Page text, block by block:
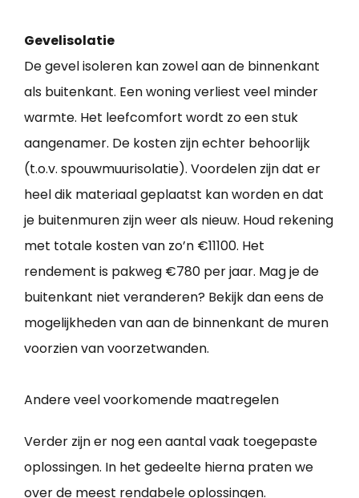
Gevelisolatie
De gevel isoleren kan zowel aan de binnenkant
als buitenkant. Een woning verliest veel minder
warmte. Het leefcomfort wordt zo een stuk
aangenamer. De kosten zijn echter behoorlijk
(t.o.v. spouwmuurisolatie). Voordelen zijn dat er
heel dik materiaal geplaatst kan worden en dat
je buitenmuren zijn weer als nieuw. Houd rekening
met totale kosten van zo’n €11100. Het
rendement is pakweg €780 per jaar. Mag je de
buitenkant niet veranderen? Bekijk dan eens de
mogelijkheden van aan de binnenkant de muren
voorzien van voorzetwanden.
Andere veel voorkomende maatregelen
Verder zijn er nog een aantal vaak toegepaste
oplossingen. In het gedeelte hierna praten we
over de meest rendabele oplossingen.